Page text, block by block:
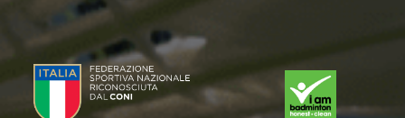
GARE ED EVENTI
CALENDARIO